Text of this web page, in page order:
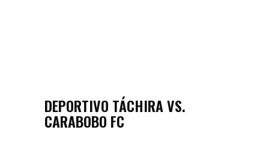
DEPORTIVO TÁCHIRA VS.
CARABOBO FC